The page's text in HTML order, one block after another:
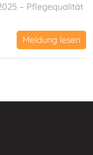
– Pflegequalität
Meldung lesen